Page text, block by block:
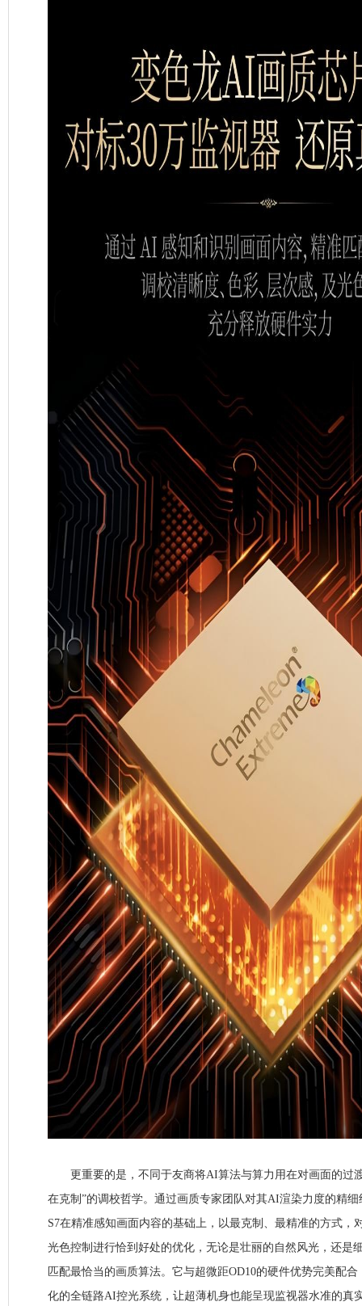
更重要的是，不同于友商将AI算法与算力用在对画面的过
在克制”的调校哲学。通过画质专家团队对其AI渲染力度的精
S7在精准感知画面内容的基础上，以最克制、最精准的方式，
光色控制进行恰到好处的优化，无论是壮丽的自然风光，还是
匹配最恰当的画质算法。它与超微距OD10的硬件优势完美配
化的全链路AI控光系统，让超薄机身也能呈现监视器水准的真